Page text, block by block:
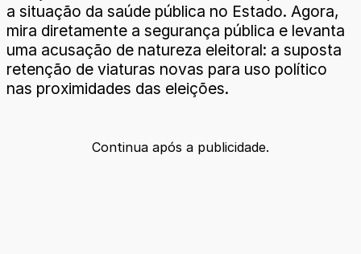
a situação da saúde pública no Estado. Agora,
mira diretamente a segurança pública e levanta
uma acusação de natureza eleitoral: a suposta
retenção de viaturas novas para uso político
nas proximidades das eleições.
Continua após a publicidade.